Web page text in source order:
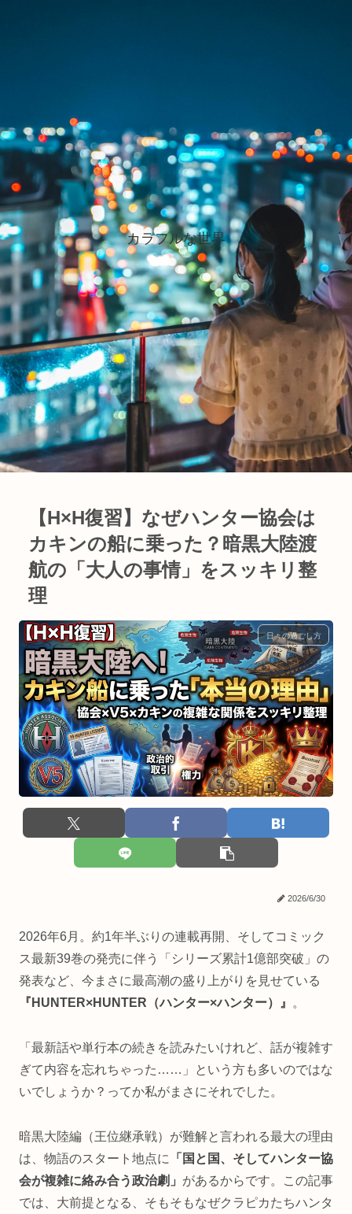
カラフルな世界
【H×H復習】なぜハンター協会は
カキンの船に乗った？暗黒大陸渡
航の「大人の事情」をスッキリ整
理
日々の過ごし方
2026/6/30
2026年6月。約1年半ぶりの連載再開、そしてコミック
ス最新39巻の発売に伴う「シリーズ累計1億部突破」の
発表など、今まさに最高潮の盛り上がりを見せている
『HUNTER×HUNTER（ハンター×ハンター）』
。
「最新話や単行本の続きを読みたいけれど、話が複雑す
ぎて内容を忘れちゃった……」という方も多いのではな
いでしょうか？ってか私がまさにそれでした。
暗黒大陸編（王位継承戦）が難解と言われる最大の理由
は、物語のスタート地点に
「国と国、そしてハンター協
会が複雑に絡み合う政治劇」 があるからです。この記事
では、大前提となる、そもそもなぜクラピカたちハンタ